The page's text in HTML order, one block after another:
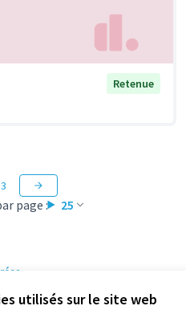
utilisés sur le site web
Retenue
page : 25
3